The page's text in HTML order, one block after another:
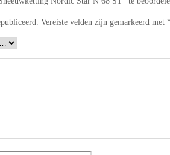
Vereiste velden zijn gemarkeerd met